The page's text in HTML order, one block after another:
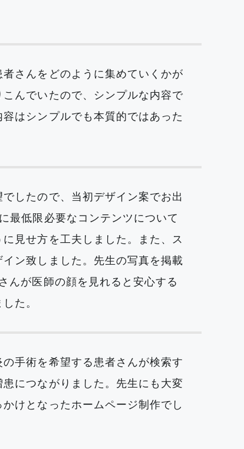
さんをどのように集めていくかが
んでいたので、シンプルな内容で
はシンプルでも本質的ではあった
したので、当初デザイン案でお出
最低限必要なコンテンツについて
見せ方を工夫しました。また、ス
ン致しました。先生の写真を掲載
んが医師の顔を見れると安心する
た。
手術を希望する患者さんが検索す
につながりました。先生にも大変
けとなったホームページ制作でし